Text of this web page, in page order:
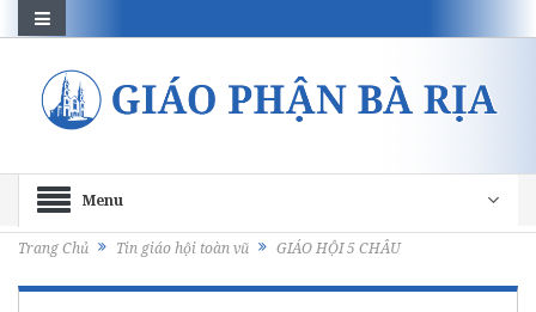
Menu
Trang Chủ Tin giáo hội toàn vũ GIÁO HỘI 5 CHÂU